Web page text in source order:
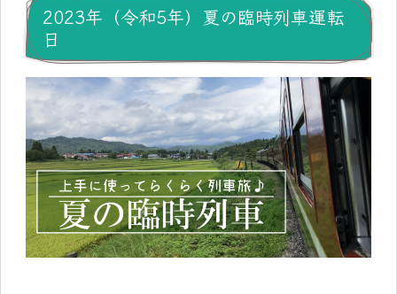
2023年（令和5年）夏の臨時列車運転
日